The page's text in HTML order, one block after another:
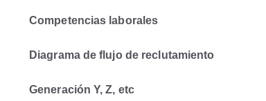
Competencias laborales
Diagrama de flujo de reclutamiento
Generación Y, Z, etc